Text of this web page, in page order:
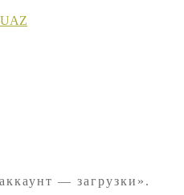
— загрузки».